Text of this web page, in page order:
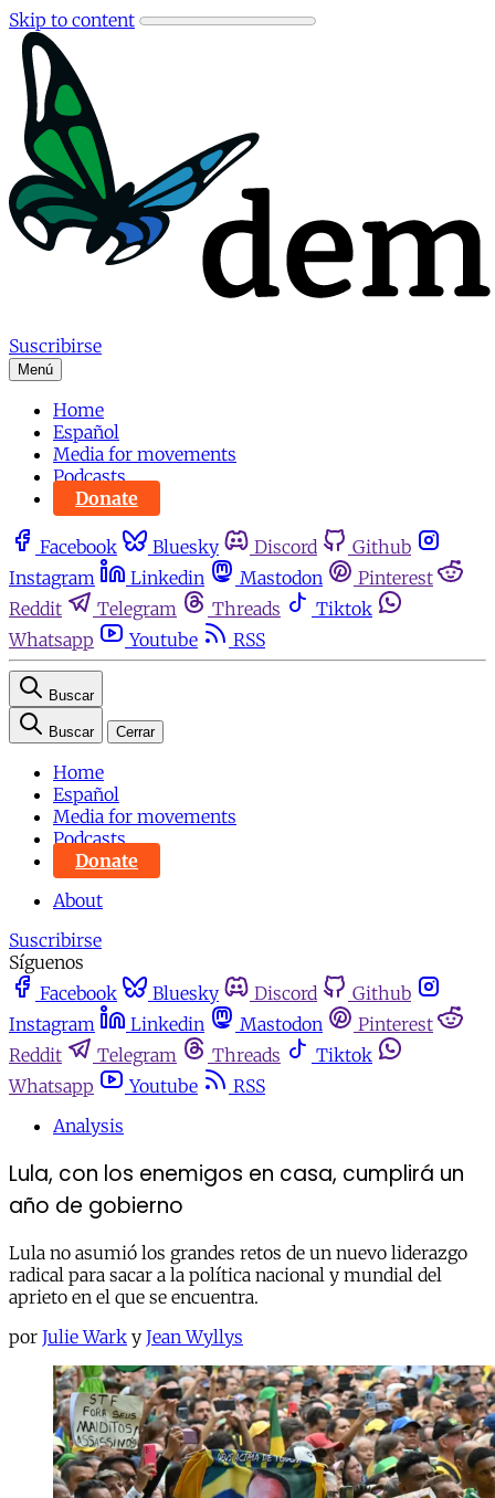
Skip to content
Suscribirse
Menú
Home
Español
Media for movements
Podcasts
Donate
Facebook Bluesky Discord
Github
Instagram
Linkedin Mastodon
Pinterest
Reddit
Telegram Threads
Tiktok
Whatsapp
Youtube RSS
Buscar
Buscar Cerrar
Home
Español
Media for movements
Podcasts
Donate
About
Suscribirse
Síguenos
Facebook
Bluesky Discord
Github
Instagram
Linkedin Mastodon
Pinterest
Reddit
Telegram Threads
Tiktok
Whatsapp
Youtube
RSS
Analysis
Lula, con los enemigos en casa, cumplirá un
año de gobierno
Lula no asumió los grandes retos de un nuevo liderazgo
radical para sacar a la política nacional y mundial del
aprieto en el que se encuentra.
por Julie Wark y Jean Wyllys